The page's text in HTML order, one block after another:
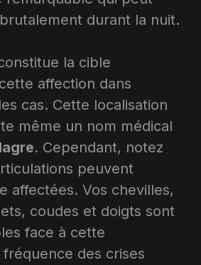
durant la nuit.​
la cible
affection dans
cas. Cette localisation
même un nom médical
. Cependant, notez
peuvent
affectées. Vos chevilles,
coudes et doigts sont
face à cette
des crises